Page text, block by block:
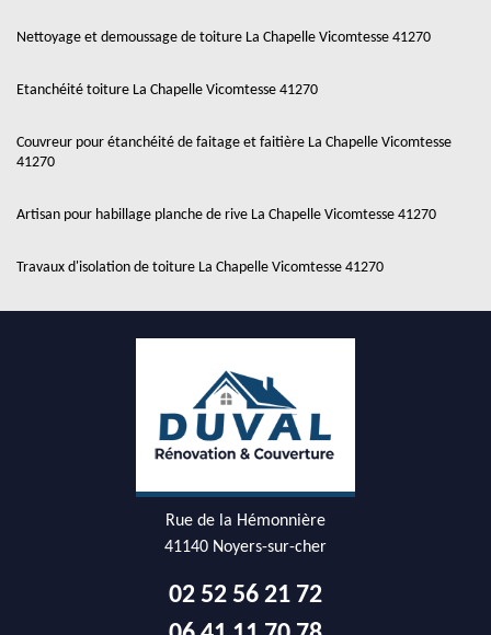
Nettoyage et demoussage de toiture La Chapelle Vicomtesse 41270
Etanchéité toiture La Chapelle Vicomtesse 41270
Couvreur pour étanchéité de faitage et faitière La Chapelle Vicomtesse
41270
Artisan pour habillage planche de rive La Chapelle Vicomtesse 41270
Travaux d'isolation de toiture La Chapelle Vicomtesse 41270
Rue de la Hémonnière
41140 Noyers-sur-cher
02 52 56 21 72